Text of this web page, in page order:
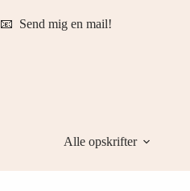
til
📧 Send mig en mail!
Alle opskrifter